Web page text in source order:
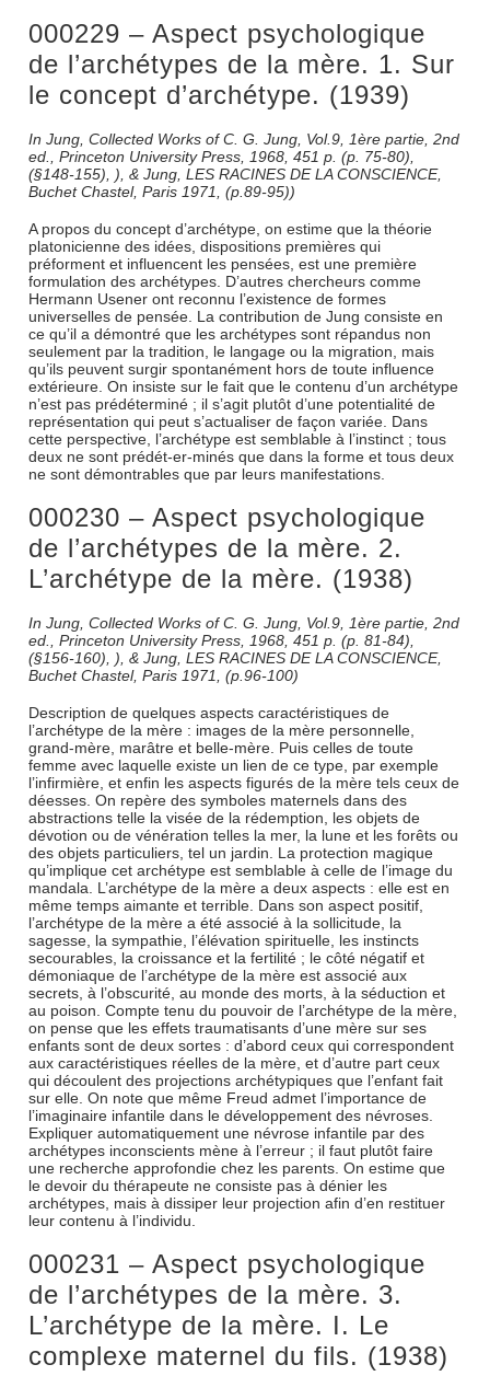
000229 – Aspect psychologique
de l’archétypes de la mère. 1. Sur
le concept d’archétype. (1939)
In Jung, Collected Works of C. G. Jung, Vol.9, 1ère partie, 2nd
ed., Princeton University Press, 1968, 451 p. (p. 75-80),
(§148-155), ), & Jung, LES RACINES DE LA CONSCIENCE,
Buchet Chastel, Paris 1971, (p.89-95))
A propos du concept d’archétype, on estime que la théorie
platonicienne des idées, dispositions premières qui
préforment et influencent les pensées, est une première
formulation des archétypes. D’autres chercheurs comme
Hermann Usener ont reconnu l’existence de formes
universelles de pensée. La contribution de Jung consiste en
ce qu’il a démontré que les archétypes sont répandus non
seulement par la tradition, le langage ou la migration, mais
qu’ils peuvent surgir spontanément hors de toute influence
extérieure. On insiste sur le fait que le contenu d’un archétype
n’est pas prédéterminé ; il s’agit plutôt d’une potentialité de
représentation qui peut s’actualiser de façon variée. Dans
cette perspective, l’archétype est semblable à l’instinct ; tous
deux ne sont prédét-er-minés que dans la forme et tous deux
ne sont démontrables que par leurs manifestations.
000230 – Aspect psychologique
de l’archétypes de la mère. 2.
L’archétype de la mère. (1938)
In Jung, Collected Works of C. G. Jung, Vol.9, 1ère partie, 2nd
ed., Princeton University Press, 1968, 451 p. (p. 81-84),
(§156-160), ), & Jung, LES RACINES DE LA CONSCIENCE,
Buchet Chastel, Paris 1971, (p.96-100)
Description de quelques aspects caractéristiques de
l’archétype de la mère : images de la mère personnelle,
grand-mère, marâtre et belle-mère. Puis celles de toute
femme avec laquelle existe un lien de ce type, par exemple
l’infirmière, et enfin les aspects figurés de la mère tels ceux de
déesses. On repère des symboles maternels dans des
abstractions telle la visée de la rédemption, les objets de
dévotion ou de vénération telles la mer, la lune et les forêts ou
des objets particuliers, tel un jardin. La protection magique
qu’implique cet archétype est semblable à celle de l’image du
mandala. L’archétype de la mère a deux aspects : elle est en
même temps aimante et terrible. Dans son aspect positif,
l’archétype de la mère a été associé à la sollicitude, la
sagesse, la sympathie, l’élévation spirituelle, les instincts
secourables, la croissance et la fertilité ; le côté négatif et
démoniaque de l’archétype de la mère est associé aux
secrets, à l’obscurité, au monde des morts, à la séduction et
au poison. Compte tenu du pouvoir de l’archétype de la mère,
on pense que les effets traumatisants d’une mère sur ses
enfants sont de deux sortes : d’abord ceux qui correspondent
aux caractéristiques réelles de la mère, et d’autre part ceux
qui découlent des projections archétypiques que l’enfant fait
sur elle. On note que même Freud admet l’importance de
l’imaginaire infantile dans le développement des névroses.
Expliquer automatiquement une névrose infantile par des
archétypes inconscients mène à l’erreur ; il faut plutôt faire
une recherche approfondie chez les parents. On estime que
le devoir du thérapeute ne consiste pas à dénier les
archétypes, mais à dissiper leur projection afin d’en restituer
leur contenu à l’individu.
000231 – Aspect psychologique
de l’archétypes de la mère. 3.
L’archétype de la mère. I. Le
complexe maternel du fils. (1938)